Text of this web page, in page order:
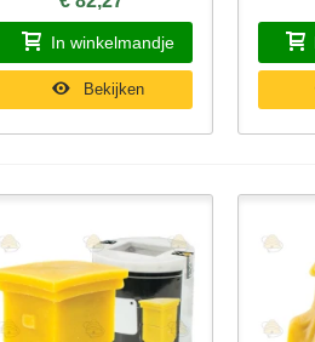
In winkelmandje
Bekijken